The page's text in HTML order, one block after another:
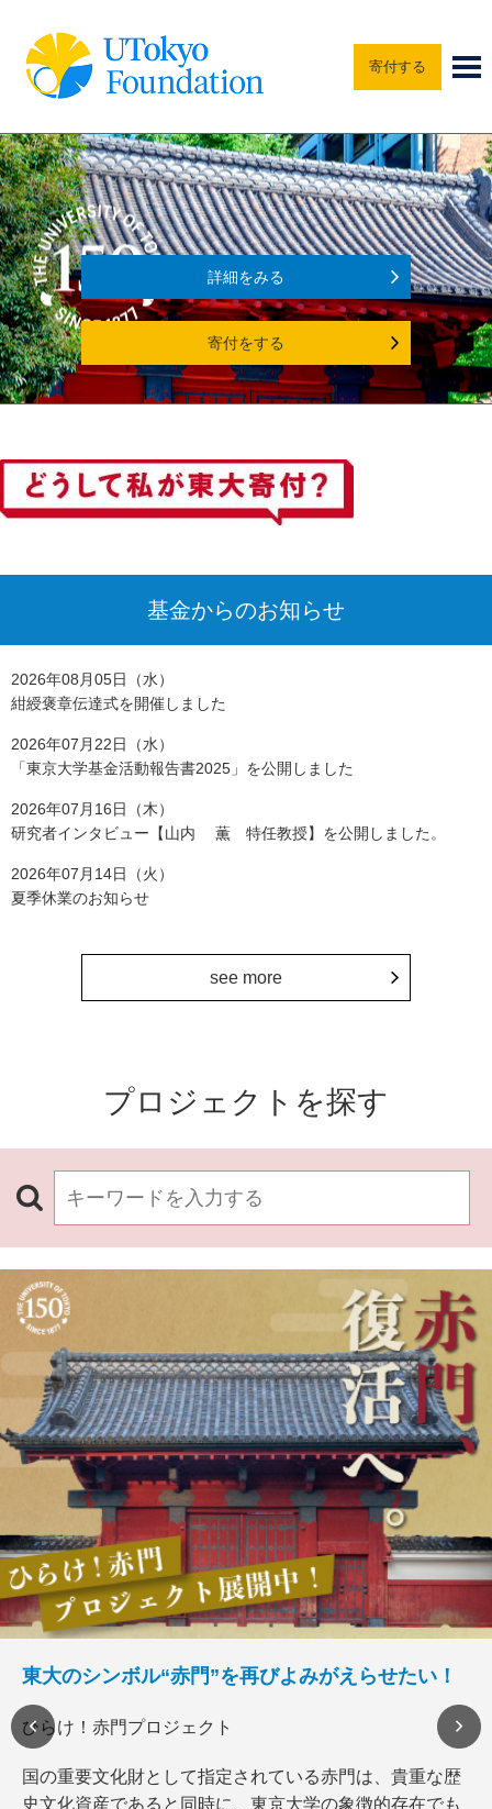
寄付する
詳細をみる
寄付をする
基金からのお知らせ
2026年08月05日（水）
紺綬褒章伝達式を開催しました
2026年07月22日（水）
「東京大学基金活動報告書2025」を公開しました
2026年07月16日（木）
研究者インタビュー【山内 薫 特任教授】を公開しました。
2026年07月14日（火）
夏季休業のお知らせ
see more
プロジェクトを探す
東大のシンボル“赤門”を再びよみがえらせたい！
ひらけ！赤門プロジェクト
国の重要文化財として指定されている赤門は、貴重な歴
史文化資産であると同時に、東京大学の象徴的存在でも